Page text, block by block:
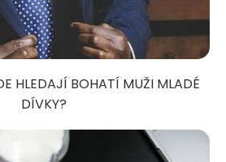
HLEDAJÍ BOHATÍ MUŽI MLADÉ
DÍVKY?